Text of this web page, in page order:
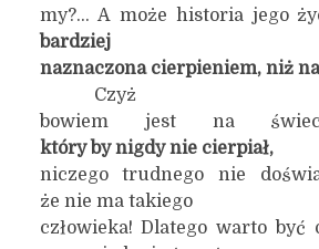
my?… A może historia jego
bardziej
naznaczona cierpieniem, niż
Czyż
bowiem jest na
który by nigdy nie cierpiał,
niczego trudnego nie
że nie ma takiego
człowieka! Dlatego warto być